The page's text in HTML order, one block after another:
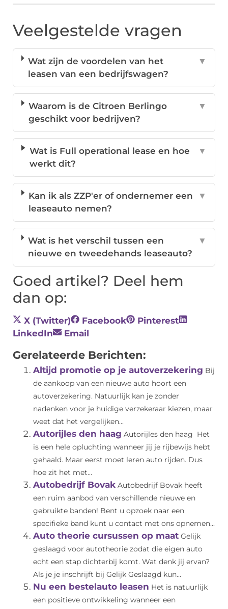
Veelgestelde vragen
Wat zijn de voordelen van het
leasen van een bedrijfswagen?
▼
Waarom is de Citroen Berlingo
geschikt voor bedrijven?
▼
Wat is Full operational lease en hoe
werkt dit?
▼
Kan ik als ZZP'er of ondernemer een
leaseauto nemen?
▼
Wat is het verschil tussen een
nieuwe en tweedehands leaseauto?
▼
Goed artikel? Deel hem
dan op:
X (Twitter) Facebook
Pinterest
LinkedIn
Email
Gerelateerde Berichten:
Altijd promotie op je autoverzekering Bij
de aankoop van een nieuwe auto hoort een
autoverzekering. Natuurlijk kan je zonder
nadenken voor je huidige verzekeraar kiezen, maar
weet dat het vergelijken...
Autorijles den haag Autorijles den haag Het
is een hele opluchting wanneer jij je rijbewijs hebt
gehaald. Maar eerst moet leren auto rijden. Dus
hoe zit het met...
Autobedrijf Bovak Autobedrijf Bovak heeft
een ruim aanbod van verschillende nieuwe en
gebruikte banden! Bent u opzoek naar een
specifieke band kunt u contact met ons opnemen...
Auto theorie cursussen op maat Gelijk
geslaagd voor autotheorie zodat die eigen auto
echt een stap dichterbij komt. Wat denk jij ervan?
Als je je inschrijft bij Gelijk Geslaagd kun...
Nu een bestelauto leasen Het is natuurlijk
een positieve ontwikkeling wanneer een